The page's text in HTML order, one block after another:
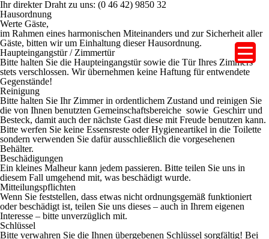
Ihr direkter Draht zu uns: (0 46 42) 9850 32
Hausordnung
Werte Gäste,
im Rahmen eines harmonischen Miteinanders und zur Sicherheit aller
Gäste, bitten wir um Einhaltung dieser Hausordnung.
Haupteingangstür / Zimmertür
Bitte halten Sie die Haupteingangstür sowie die Tür Ihres Zimmers
stets verschlossen. Wir übernehmen keine Haftung für entwendete
Gegenstände!
Reinigung
Bitte halten Sie Ihr Zimmer in ordentlichem Zustand und reinigen Sie
die von Ihnen benutzten Gemeinschaftsbereiche sowie Geschirr und
Besteck, damit auch der nächste Gast diese mit Freude benutzen kann.
Bitte werfen Sie keine Essensreste oder Hygieneartikel in die Toilette
sondern verwenden Sie dafür ausschließlich die vorgesehenen
Behälter.
Beschädigungen
Ein kleines Malheur kann jedem passieren. Bitte teilen Sie uns in
diesem Fall umgehend mit, was beschädigt wurde.
Mitteilungspflichten
Wenn Sie feststellen, dass etwas nicht ordnungsgemäß funktioniert
oder beschädigt ist, teilen Sie uns dieses – auch in Ihrem eigenen
Interesse – bitte unverzüglich mit.
Schlüssel
Bitte verwahren Sie die Ihnen übergebenen Schlüssel sorgfältig! Bei